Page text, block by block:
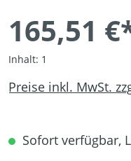
165,51
Inhalt: 1
Preise inkl. MwSt.
Sofort verfügbar,